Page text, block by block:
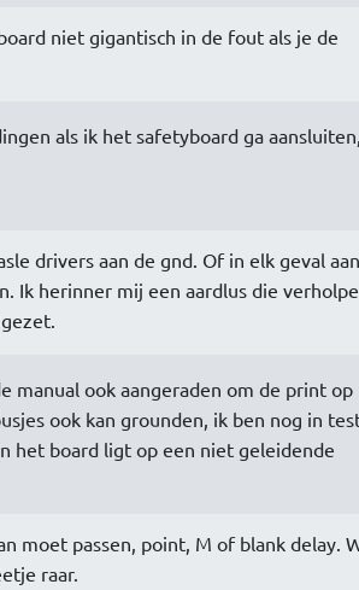
niet gigantisch in de fout als je de
als ik het safetyboard ga aansluiten,
drivers aan de gnd. Of in elk geval
Ik herinner mij een aardlus die
manual ook aangeraden om de print op
ook kan grounden, ik ben nog in
het board ligt op een niet geleidende
moet passen, point, M of blank delay.
raar.